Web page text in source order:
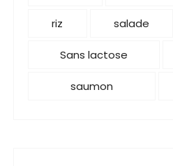
riz salade
Sans lactose
saumon